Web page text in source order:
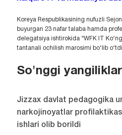
Koreya Respublikasining nufuzli
buyurgan 23 nafar talaba hamda
delegatsiya ishtirokida “WFK IT
tantanali ochilish marosimi bo‘lib o‘tdi.
So'nggi yangiliklar
Jizzax davlat pedagogika
narkojinoyatlar
ishlari olib borildi